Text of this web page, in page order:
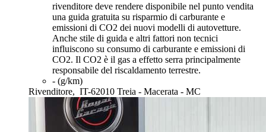
rivenditore deve rendere disponibile nel punto vendita
una guida gratuita su risparmio di carburante e
emissioni di CO2 dei nuovi modelli di autovetture.
Anche stile di guida e altri fattori non tecnici
influiscono su consumo di carburante e emissioni di
CO2. Il CO2 è il gas a effetto serra principalmente
responsabile del riscaldamento terrestre.
- (g/km)
Rivenditore, IT-62010 Treia - Macerata - MC